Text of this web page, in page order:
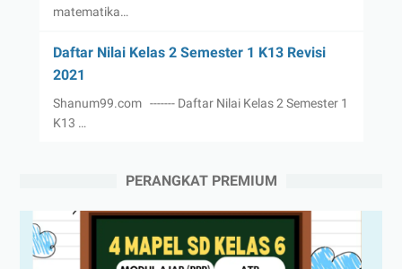
matematika…
Daftar Nilai Kelas 2 Semester 1 K13 Revisi
2021
Shanum99.com ------- Daftar Nilai Kelas 2 Semester 1
K13 …
PERANGKAT PREMIUM